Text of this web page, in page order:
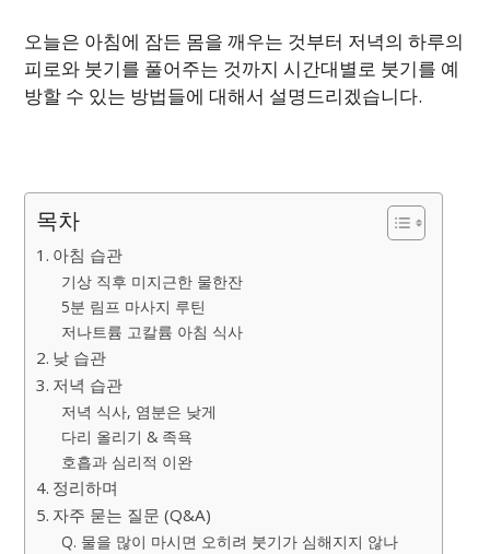
오늘은 아침에 잠든 몸을 깨우는 것부터 저녁의 하루의
피로와 붓기를 풀어주는 것까지 시간대별로 붓기를 예
방할 수 있는 방법들에 대해서 설명드리겠습니다.
목차
아침 습관
기상 직후 미지근한 물한잔
5분 림프 마사지 루틴
저나트륨 고칼륨 아침 식사
낮 습관
저녁 습관
저녁 식사, 염분은 낮게
다리 올리기 & 족욕
호흡과 심리적 이완
정리하며
자주 묻는 질문 (Q&A)
Q. 물을 많이 마시면 오히려 붓기가 심해지지 않나